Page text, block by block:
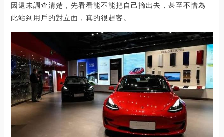
因還未調查清楚，先看看能不能把自己摘出去，甚至不惜為
此站到用戶的對立面，真的很趕客。